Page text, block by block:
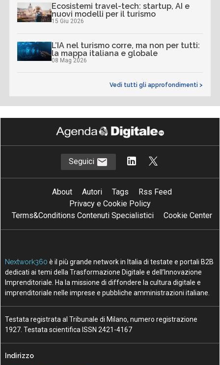
Ecosistemi travel-tech: startup, AI e
nuovi modelli per il turismo
15 Giu 2026
L’IA nel turismo corre, ma non per tutti:
la mappa italiana e globale
08 Mag 2026
Vedi tutti gli approfondimenti >
Seguici
About Autori Tags
Rss Feed
Privacy e Cookie Policy
Terms&Conditions Contenuti Specialistici
Cookie Center
Nextwork360 è il più grande network in Italia di testate e portali B2B
dedicati ai temi della Trasformazione Digitale e dell’Innovazione
Imprenditoriale. Ha la missione di diffondere la cultura digitale e
imprenditoriale nelle imprese e pubbliche amministrazioni italiane.
Testata registrata al Tribunale di Milano, numero registrazione
1927. Testata scientifica ISSN 2421-4167
Indirizzo